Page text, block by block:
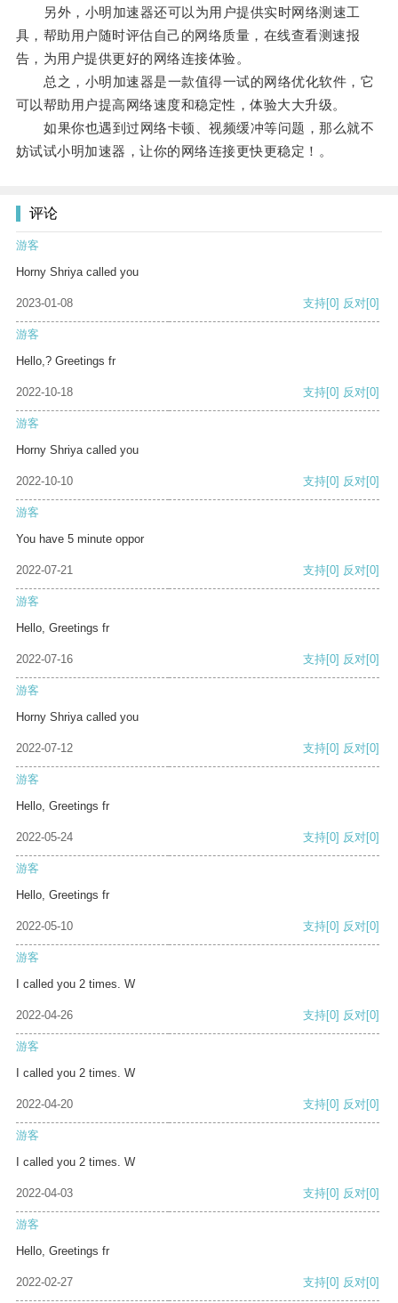
另外，小明加速器还可以为用户提供实时网络测速工
具，帮助用户随时评估自己的网络质量，在线查看测速报
告，为用户提供更好的网络连接体验。
总之，小明加速器是一款值得一试的网络优化软件，它
可以帮助用户提高网络速度和稳定性，体验大大升级。
如果你也遇到过网络卡顿、视频缓冲等问题，那么就不
妨试试小明加速器，让你的网络连接更快更稳定！。
评论
游客
Horny Shriya called you
2023-01-08 支持[0] 反对[0]
游客
Hello,? Greetings fr
2022-10-18 支持[0] 反对[0]
游客
Horny Shriya called you
2022-10-10 支持[0] 反对[0]
游客
You have 5 minute oppor
2022-07-21 支持[0] 反对[0]
游客
Hello, Greetings fr
2022-07-16 支持[0] 反对[0]
游客
Horny Shriya called you
2022-07-12 支持[0] 反对[0]
游客
Hello, Greetings fr
2022-05-24 支持[0] 反对[0]
游客
Hello, Greetings fr
2022-05-10 支持[0] 反对[0]
游客
I called you 2 times. W
2022-04-26 支持[0] 反对[0]
游客
I called you 2 times. W
2022-04-20 支持[0] 反对[0]
游客
I called you 2 times. W
2022-04-03 支持[0] 反对[0]
游客
Hello, Greetings fr
2022-02-27 支持[0] 反对[0]